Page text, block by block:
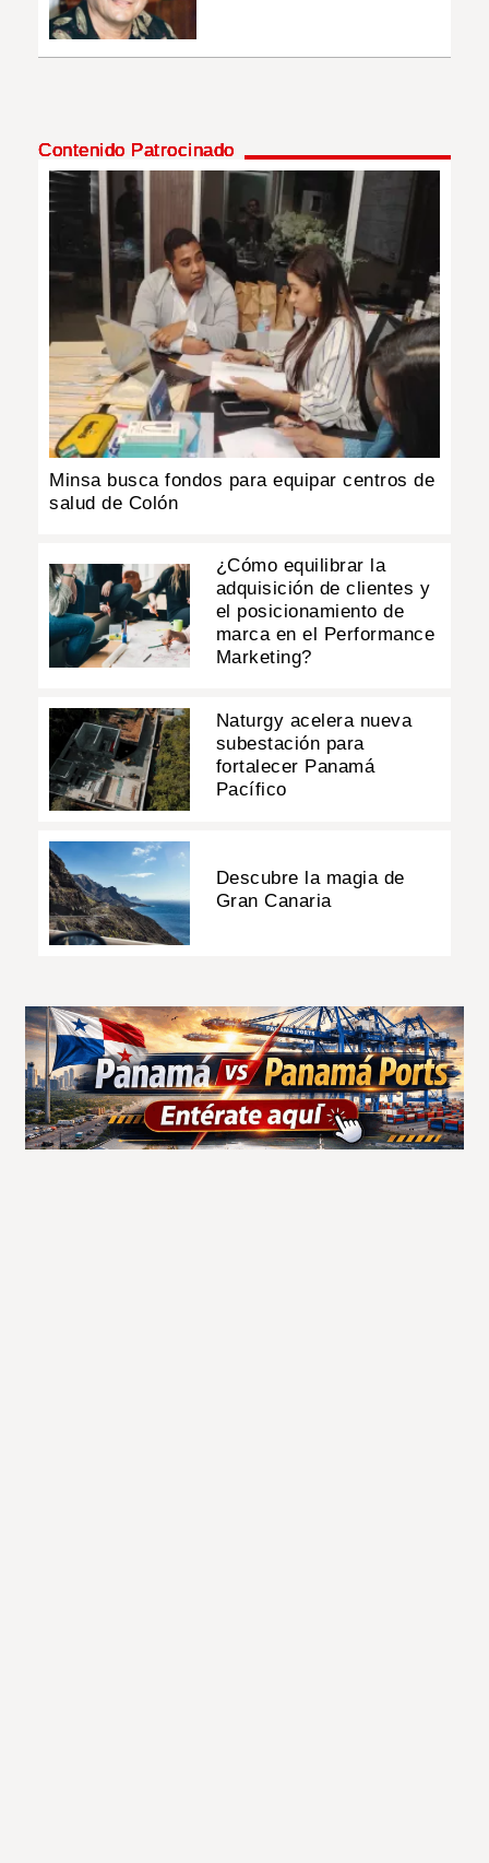
Contenido Patrocinado
Minsa busca fondos para equipar centros de
salud de Colón
¿Cómo equilibrar la
adquisición de clientes y
el posicionamiento de
marca en el Performance
Marketing?
Naturgy acelera nueva
subestación para
fortalecer Panamá
Pacífico
Descubre la magia de
Gran Canaria